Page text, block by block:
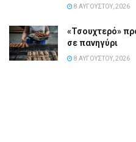
8 ΑΥΓΟΎΣΤΟΥ, 2026
«Τσουχτερό»
σε πανηγύρι
8 ΑΥΓΟΎΣΤΟΥ, 2026